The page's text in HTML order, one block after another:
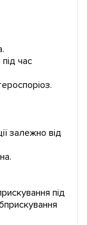
час
залежно від
під